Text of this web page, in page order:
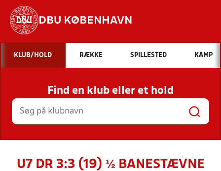
DBU KØBENHAVN
Hvad vil du søge efter?
INDHOLD OG NYHEDER
STILLINGER, RESULTATER, KLUBBER OG
HOLD
KLUB/HOLD RÆKKE SPILLESTED KAMP
Find en klub eller et hold
U7 DR 3:3 (19) ½ BANESTÆVNE